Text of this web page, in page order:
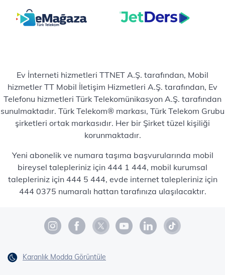
Ev İnterneti hizmetleri TTNET A.Ş. tarafından, Mobil
hizmetler TT Mobil İletişim Hizmetleri A.Ş. tarafından, Ev
Telefonu hizmetleri Türk Telekomünikasyon A.Ş. tarafından
sunulmaktadır. Türk Telekom® markası, Türk Telekom Grubu
şirketleri ortak markasıdır. Her bir Şirket tüzel kişiliği
korunmaktadır.
Yeni abonelik ve numara taşıma başvurularında mobil
bireysel talepleriniz için 444 1 444, mobil kurumsal
talepleriniz için 444 5 444, evde internet talepleriniz için
444 0375 numaralı hattan tarafınıza ulaşılacaktır.
Karanlık Modda Görüntüle